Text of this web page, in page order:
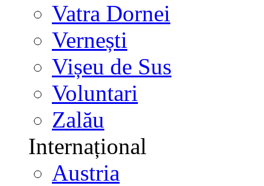
Vatra Dornei
Vernești
Vișeu de Sus
Voluntari
Zalău
Internațional
Austria